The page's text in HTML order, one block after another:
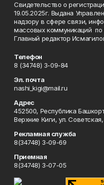
Свидетельство о
19.05.2025г. Выдана
надзору в сфере связи,
массовых коммуникаций по
Главный редактор
Телефон
8 (34748) 3-09-84
Эл. почта
nashi_kigi@mail.ru
Адрес
452500, Республика
Верхние Киги, ул. Советская,
Рекламная служба
8(34748) 3-09-69
Приемная
8(34748) 3-07-05